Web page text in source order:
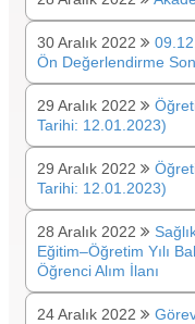
30 Aralık 2022
Ön Değerlendirme
29 Aralık 2022
Tarihi: 12.01.2023)
29 Aralık 2022
Tarihi: 12.01.2023)
28 Aralık 2022
Eğitim–Öğretim Yılı
Öğrenci Alım İlanı
24 Aralık 2022